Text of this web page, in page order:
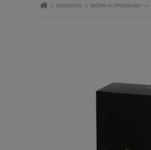
» HALLOWEEN » KRÓWKI W OPAKOWANIU »